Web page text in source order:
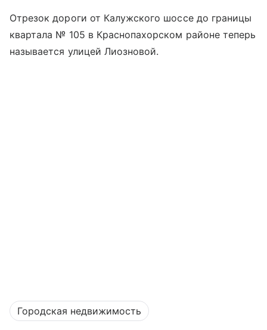
Отрезок дороги от Калужского шоссе до границы
квартала № 105 в Краснопахорском районе теперь
называется улицей Лиозновой.
Городская недвижимость